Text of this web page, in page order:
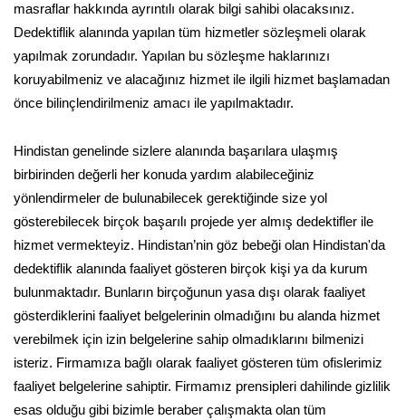
masraflar hakkında ayrıntılı olarak bilgi sahibi olacaksınız.
Dedektiflik alanında yapılan tüm hizmetler sözleşmeli olarak
yapılmak zorundadır. Yapılan bu sözleşme haklarınızı
koruyabilmeniz ve alacağınız hizmet ile ilgili hizmet başlamadan
önce bilinçlendirilmeniz amacı ile yapılmaktadır.
Hindistan genelinde sizlere alanında başarılara ulaşmış
birbirinden değerli her konuda yardım alabileceğiniz
yönlendirmeler de bulunabilecek gerektiğinde size yol
gösterebilecek birçok başarılı projede yer almış dedektifler ile
hizmet vermekteyiz. Hindistan’nin göz bebeği olan Hindistan'da
dedektiflik alanında faaliyet gösteren birçok kişi ya da kurum
bulunmaktadır. Bunların birçoğunun yasa dışı olarak faaliyet
gösterdiklerini faaliyet belgelerinin olmadığını bu alanda hizmet
verebilmek için izin belgelerine sahip olmadıklarını bilmenizi
isteriz. Firmamıza bağlı olarak faaliyet gösteren tüm ofislerimiz
faaliyet belgelerine sahiptir. Firmamız prensipleri dahilinde gizlilik
esas olduğu gibi bizimle beraber çalışmakta olan tüm